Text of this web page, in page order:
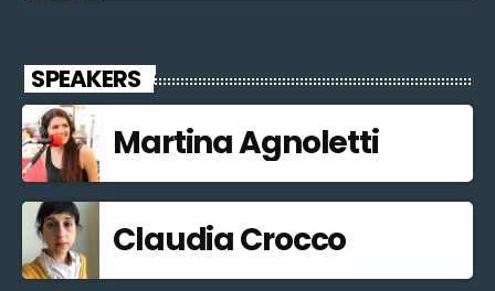
SPEAKERS
Martina Agnoletti
Claudia Crocco